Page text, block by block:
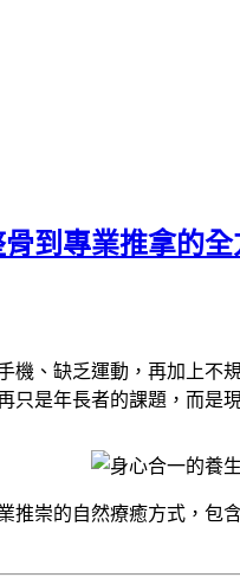
到專業推拿的
機、缺乏運動，再加上
是年長者的課題，而是
推崇的自然療癒方式，包